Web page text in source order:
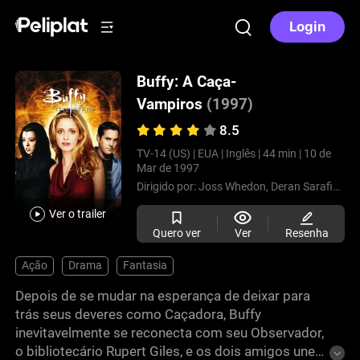
Login
Ver o trailer
Buffy: A Caça-
Vampiros (1997)
8.5
TV-14 (US) | EUA | Inglês | 44 min | 10 de
Mar de 1997
Dirigido por:Joss Whedon, Deran Sarafian,
Quero ver Ver Resenha
Ação Drama Fantasia
Depois de se mudar na esperança de deixar para
trás seus deveres como Caçadora, Buffy
inevitavelmente se reconecta com seu Observador,
o bibliotecário Rupert Giles, e os dois amigos unem